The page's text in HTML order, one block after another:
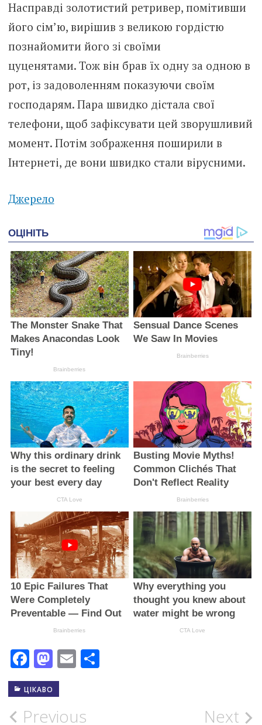
Насправді золотистий ретривер, помітивши
його сім’ю, вирішив з великою гордістю
познайомити його зі своїми
цуценятами. Тож він брав їх одну за одною в
рот, із задоволенням показуючи своїм
господарям. Пара швидко дістала свої
телефони, щоб зафіксувати цей зворушливий
момент. Потім зображення поширили в
Інтернеті, де вони швидко стали вірусними.
Джерело
Facebook
Mastodon
EmailПоділитися
ЦІКАВО
Previous Next